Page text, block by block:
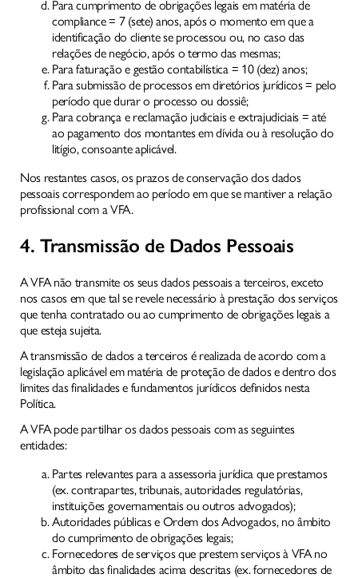
Para cumprimento de obrigações legais em matéria de
compliance = 7 (sete) anos, após o momento em que a
identificação do cliente se processou ou, no caso das
relações de negócio, após o termo das mesmas;
Para faturação e gestão contabilística = 10 (dez) anos;
Para submissão de processos em diretórios jurídicos = pelo
período que durar o processo ou dossiê;
Para cobrança e reclamação judiciais e extrajudiciais = até
ao pagamento dos montantes em dívida ou à resolução do
litígio, consoante aplicável.
Nos restantes casos, os prazos de conservação dos dados
pessoais correspondem ao período em que se mantiver a relação
profissional com a VFA.
4. Transmissão de Dados Pessoais
A VFA não transmite os seus dados pessoais a terceiros, exceto
nos casos em que tal se revele necessário à prestação dos serviços
que tenha contratado ou ao cumprimento de obrigações legais a
que esteja sujeita.
A transmissão de dados a terceiros é realizada de acordo com a
legislação aplicável em matéria de proteção de dados e dentro dos
limites das finalidades e fundamentos jurídicos definidos nesta
Política.
A VFA pode partilhar os dados pessoais com as seguintes
entidades:
Partes relevantes para a assessoria jurídica que prestamos
(ex. contrapartes, tribunais, autoridades regulatórias,
instituições governamentais ou outros advogados);
Autoridades públicas e Ordem dos Advogados, no âmbito
do cumprimento de obrigações legais;
Fornecedores de serviços que prestem serviços à VFA no
âmbito das finalidades acima descritas (ex. fornecedores de